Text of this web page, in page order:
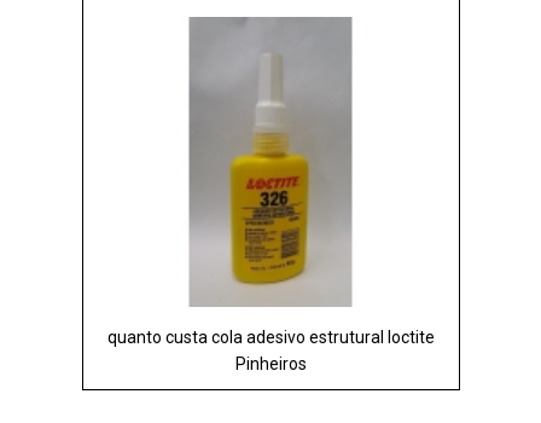
quanto custa cola adesivo estrutural loctite
Pinheiros